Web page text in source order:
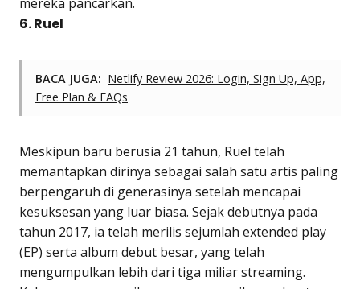
6. Ruel
BACA JUGA: Netlify Review 2026: Login, Sign Up, App,
Free Plan & FAQs
Meskipun baru berusia 21 tahun, Ruel telah
memantapkan dirinya sebagai salah satu artis paling
berpengaruh di generasinya setelah mencapai
kesuksesan yang luar biasa. Sejak debutnya pada
tahun 2017, ia telah merilis sejumlah extended play
(EP) serta album debut besar, yang telah
mengumpulkan lebih dari tiga miliar streaming.